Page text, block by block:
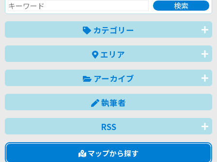
カテゴリー
エリア
アーカイブ
執筆者
RSS
マップから探す